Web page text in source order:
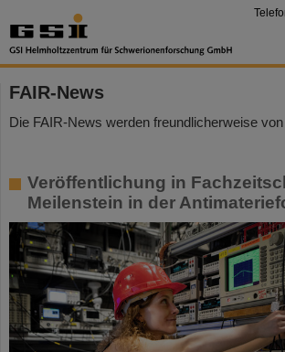
FAIR-News
Die FAIR-News werden freundlicherweise
Veröffentlichung in
Meilenstein in der